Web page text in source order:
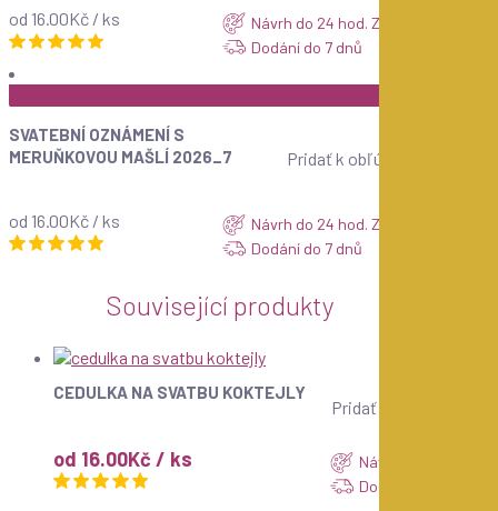
od 16.00Kč / ks
Návrh do 24 hod. ZDARMA
Dodání do 7 dnů
SVATEBNÍ OZNÁMENÍ S
MERUŇKOVOU MAŠLÍ 2026_7
Pridať k obľúbeným
od 16.00Kč / ks
Návrh do 24 hod. ZDARMA
Dodání do 7 dnů
Související produkty
ZOBRAZIT
CEDULKA NA SVATBU KOKTEJLY
Pridať k obľúbeným
od 16.00Kč / ks
Návrh do 24 hod.
Dodání do 7 dnů